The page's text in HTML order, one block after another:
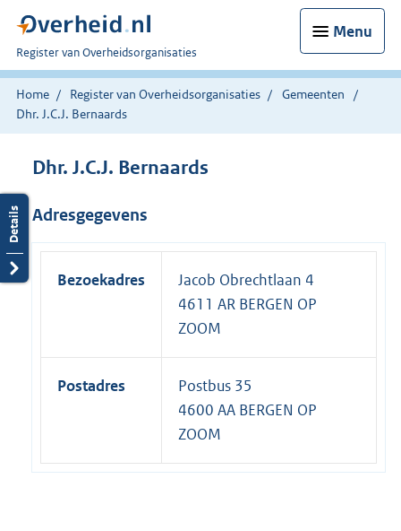
Menu
U
bent
nu
hier:
Register van Overheidsorganisaties
Home Register van Overheidsorganisaties
Gemeenten
Dhr. J.C.J. Bernaards
Dhr. J.C.J. Bernaards
Adresgegevens
Bezoekadres
Jacob Obrechtlaan 4
4611 AR BERGEN OP
ZOOM
Postadres
Postbus 35
4600 AA BERGEN OP
ZOOM